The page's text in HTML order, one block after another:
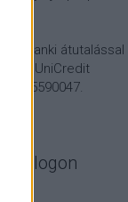
banki átutalással
UniCredit
65590047.
a blogon